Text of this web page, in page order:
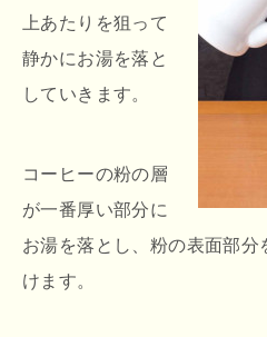
上あたりを狙って
静かにお湯を落と
していきます。
コーヒーの粉の層
が一番厚い部分に
お湯を落とし、粉の表面部
けます。